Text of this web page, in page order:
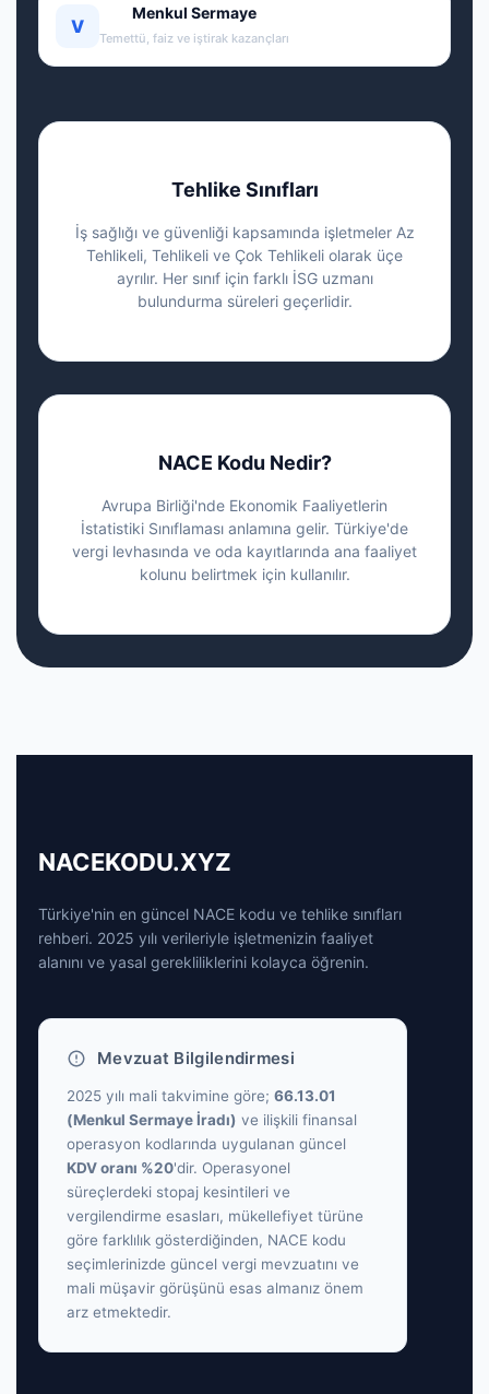
V
Menkul Sermaye
Temettü, faiz ve iştirak kazançları
Tehlike Sınıfları
İş sağlığı ve güvenliği kapsamında işletmeler Az
Tehlikeli, Tehlikeli ve Çok Tehlikeli olarak üçe
ayrılır. Her sınıf için farklı İSG uzmanı
bulundurma süreleri geçerlidir.
NACE Kodu Nedir?
Avrupa Birliği'nde Ekonomik Faaliyetlerin
İstatistiki Sınıflaması anlamına gelir. Türkiye'de
vergi levhasında ve oda kayıtlarında ana faaliyet
kolunu belirtmek için kullanılır.
NACEKODU.XYZ
Türkiye'nin en güncel NACE kodu ve tehlike sınıfları
rehberi. 2025 yılı verileriyle işletmenizin faaliyet
alanını ve yasal gerekliliklerini kolayca öğrenin.
Mevzuat Bilgilendirmesi
2025 yılı mali takvimine göre; 66.13.01
(Menkul Sermaye İradı) ve ilişkili finansal
operasyon kodlarında uygulanan güncel
KDV oranı %20'dir. Operasyonel
süreçlerdeki stopaj kesintileri ve
vergilendirme esasları, mükellefiyet türüne
göre farklılık gösterdiğinden, NACE kodu
seçimlerinizde güncel vergi mevzuatını ve
mali müşavir görüşünü esas almanız önem
arz etmektedir.